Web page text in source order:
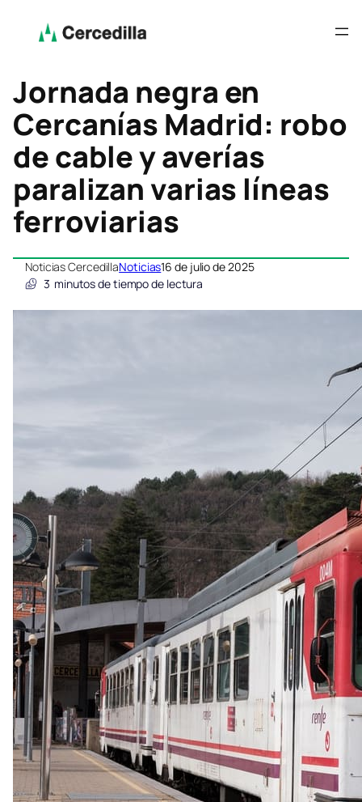
Jornada negra en
Cercanías Madrid: robo
de cable y averías
paralizan varias líneas
ferroviarias
Noticias CercedillaNoticias16 de julio de 2025
3 minutos de tiempo de lectura